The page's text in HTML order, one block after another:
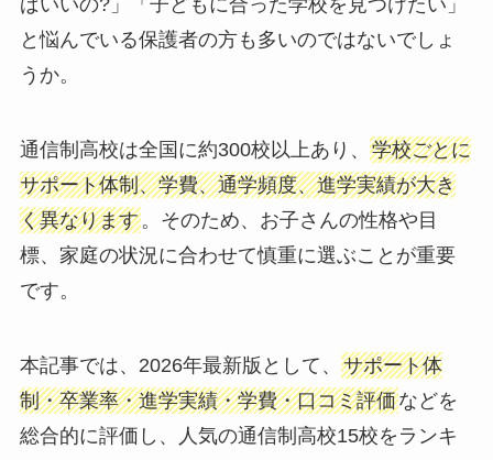
と悩んでいる保護者の方も多いのではないでしょ
うか。
通信制高校は全国に約300校以上あり、 学校ごとに
サポート体制、学費、通学頻度、進学実績が大き
く異なります。そのため、お子さんの性格や目
標、家庭の状況に合わせて慎重に選ぶことが重要
です。
本記事では、2026年最新版として、 サポート体
制・卒業率・進学実績・学費・口コミ評価などを
総合的に評価し、人気の通信制高校15校をランキ